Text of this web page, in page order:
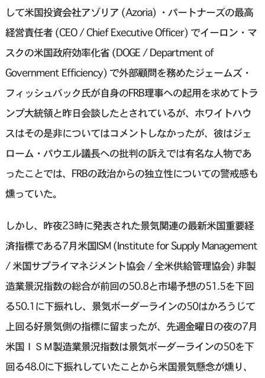
して米国投資会社アゾリア (Azoria) ・パートナーズの最高
経営責任者 (CEO / Chief Executive Officer) でイーロン・マ
スクの米国政府効率化省 (DOGE / Department of
Government Efficiency) で外部顧問を務めたジェームズ・
フィッシュバック氏が自身のFRB理事への起用を求めてトラ
ンプ大統領と昨日会談したとされているが、ホワイトハウ
スはその是非についてはコメントしなかったが、彼はジェ
ローム・パウエル議長への批判の訴えでは有名な人物であ
ったことでは、FRBの政治からの独立性についての警戒感も
燻っていた。
しかし、昨夜23時に発表された景気関連の最新米国重要経
済指標である7月米国ISM (Institute for Supply Management
/ 米国サプライマネジメント協会 / 全米供給管理協会) 非製
造業景況指数の総合が前回の50.8と市場予想の51.5を下回
る50.1に下振れし、景気ボーダーラインの50はかろうじて
上回る好景気側の指標に留まったが、先週金曜日の夜の7月
米国ＩＳＭ製造業景況指数は景気ボーダーラインの50を下
回る48.0に下振れしていたことから米国景気懸念が燻り、